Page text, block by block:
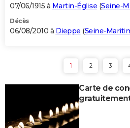
07/06/1915 à Martin-Église (Seine-
Décès
06/08/2010 à Dieppe (Seine-
1 2 3
Carte de